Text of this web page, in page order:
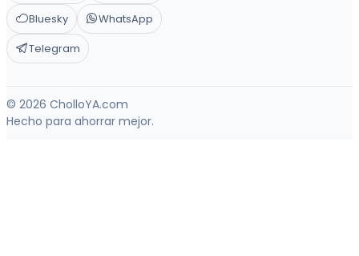
Bluesky
WhatsApp
Telegram
© 2026 CholloYA.com
Hecho para ahorrar mejor.